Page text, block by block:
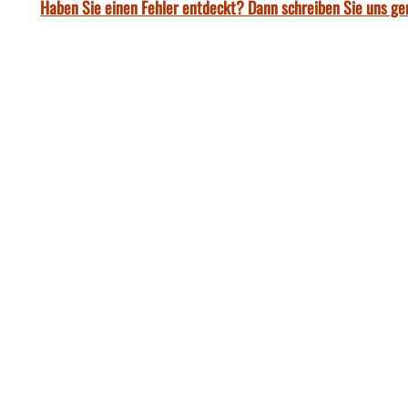
Haben Sie einen Fehler entdeckt? Dann schreiben Sie uns